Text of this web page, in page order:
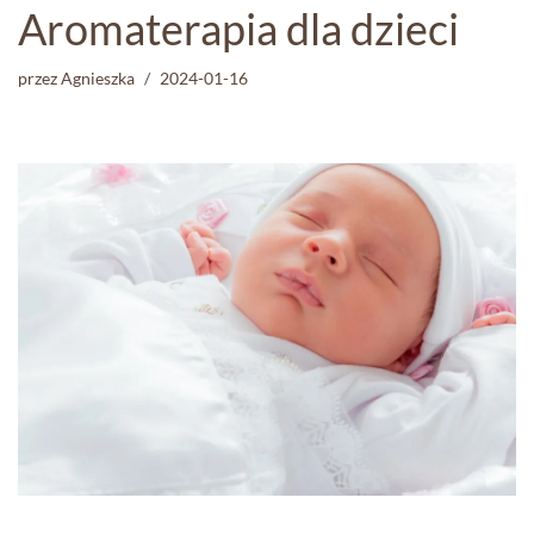
Aromaterapia dla dzieci
przezAgnieszka 2024-01-16